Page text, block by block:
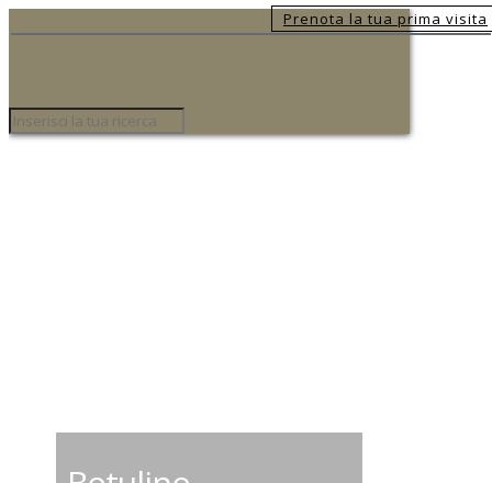
Prenota la tua prima visita